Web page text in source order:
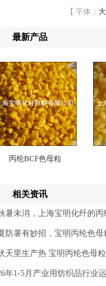
【 字体： 大
最新产品
丙纶BCF色母粒
相关资讯
暑未消，上海宝明化纤的
防暑有妙招，宝明丙纶色
天里生产热 宝明丙纶色母
年1-5月产业用纺织品行业